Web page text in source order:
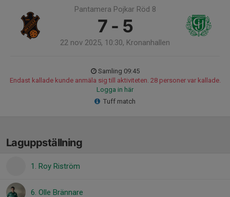
Pantamera Pojkar Röd 8
7 - 5
22 nov 2025, 10:30, Kronanhallen
Samling 09:45
Endast kallade kunde anmäla sig till aktiviteten. 28 personer var kallade.
Logga in här
Tuff match
Laguppställning
1. Roy Riström
6. Olle Brännare